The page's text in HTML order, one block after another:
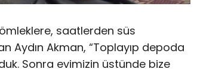
saatlerden süs
Aydın Akman, “Toplayıp depoda
Sonra evimizin üstünde bize